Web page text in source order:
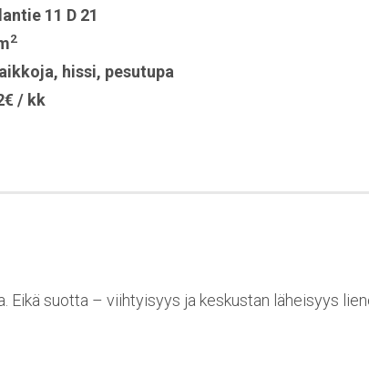
11 D 21
2
, hissi, pesutupa
/ kk
Eikä suotta – viihtyisyys ja keskustan läheisyys